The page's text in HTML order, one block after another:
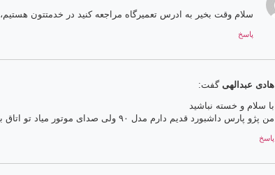
سلام وقت بخیر به ادرس تعمیرگاه مراجعه کنید در خدمتتون هستیم،
پاسخ
هادی عبدالهی گفت:
با سلام و خسته نباشید
من پژو پارس داشبورد قدیم دارم مدل ۹۰ ولی صدای موتور میاد تو اتاق برای جلوگیری از صدای موتور میتونید کاری انجام بدید.
پاسخ